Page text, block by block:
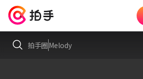
拍手圈Melody